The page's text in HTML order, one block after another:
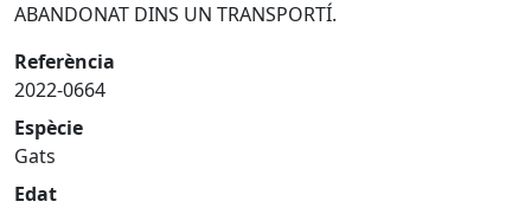
ABANDONAT DINS UN TRANSPORTÍ.
Referència
2022-0664
Espècie
Gats
Edat